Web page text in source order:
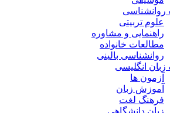
روانشناسی
علوم تربیتی
راهنمایی و مشاوره
مطالعات خانواده
روانشناسی بالینی
زبان انگلیسی
آزمون ها
آموزش زبان
فرهنگ لغت
زبان دانشگاهی